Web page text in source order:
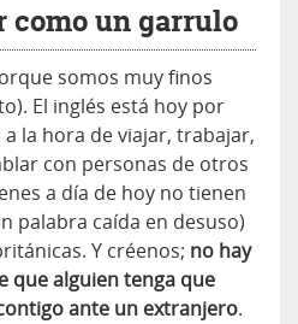
como un garrulo
somos muy finos
El inglés está hoy por
la hora de viajar, trabajar,
con personas de otros
a día de hoy no tienen
palabra caída en desuso)
Y créenos; no hay
que alguien tenga que
ante un extranjero.